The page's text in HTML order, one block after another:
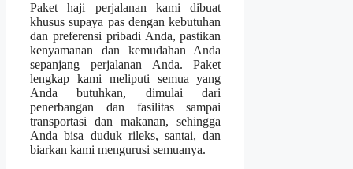
Paket haji perjalanan kami dibuat
khusus supaya pas dengan kebutuhan
dan preferensi pribadi Anda, pastikan
kenyamanan dan kemudahan Anda
sepanjang perjalanan Anda. Paket
lengkap kami meliputi semua yang
Anda butuhkan, dimulai dari
penerbangan dan fasilitas sampai
transportasi dan makanan, sehingga
Anda bisa duduk rileks, santai, dan
biarkan kami mengurusi semuanya.